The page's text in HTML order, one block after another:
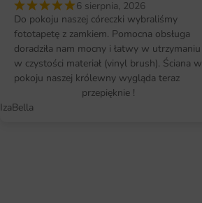
6 sierpnia, 2026
Do pokoju naszej córeczki wybraliśmy
fototapetę z zamkiem. Pomocna obsługa
doradziła nam mocny i łatwy w utrzymaniu
w czystości materiał (vinyl brush). Ściana w
pokoju naszej królewny wygląda teraz
przepięknie !
IzaBella